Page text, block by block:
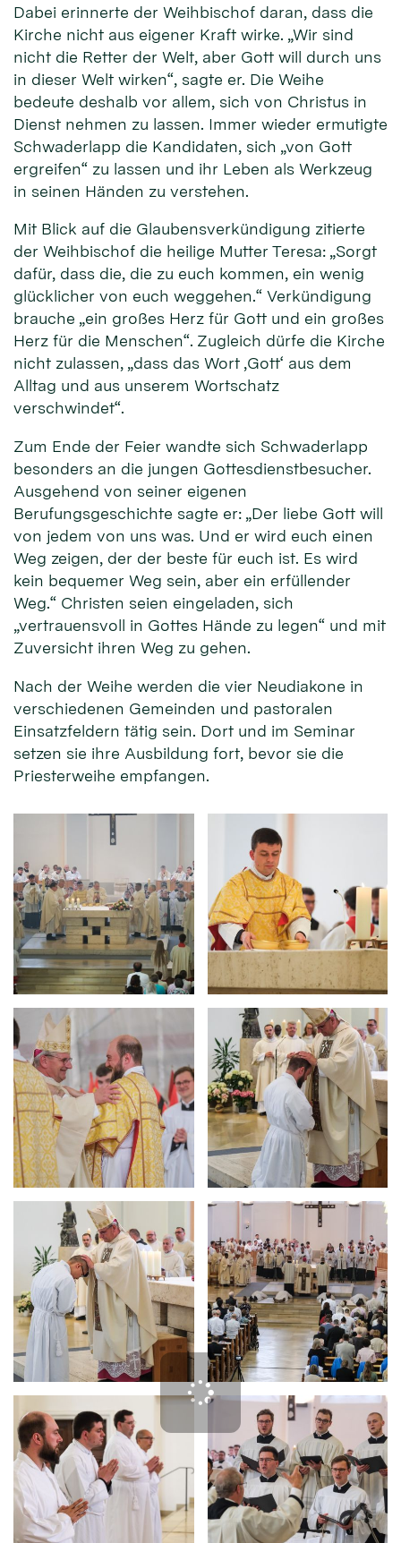
Dabei erinnerte der Weihbischof daran, dass die
Kirche nicht aus eigener Kraft wirke. „Wir sind
nicht die Retter der Welt, aber Gott will durch uns
in dieser Welt wirken“, sagte er. Die Weihe
bedeute deshalb vor allem, sich von Christus in
Dienst nehmen zu lassen. Immer wieder ermutigte
Schwaderlapp die Kandidaten, sich „von Gott
ergreifen“ zu lassen und ihr Leben als Werkzeug
in seinen Händen zu verstehen.
Mit Blick auf die Glaubensverkündigung zitierte
der Weihbischof die heilige Mutter Teresa: „Sorgt
dafür, dass die, die zu euch kommen, ein wenig
glücklicher von euch weggehen.“ Verkündigung
brauche „ein großes Herz für Gott und ein großes
Herz für die Menschen“. Zugleich dürfe die Kirche
nicht zulassen, „dass das Wort ‚Gott‘ aus dem
Alltag und aus unserem Wortschatz
verschwindet“.
Zum Ende der Feier wandte sich Schwaderlapp
besonders an die jungen Gottesdienstbesucher.
Ausgehend von seiner eigenen
Berufungsgeschichte sagte er: „Der liebe Gott will
von jedem von uns was. Und er wird euch einen
Weg zeigen, der der beste für euch ist. Es wird
kein bequemer Weg sein, aber ein erfüllender
Weg.“ Christen seien eingeladen, sich
„vertrauensvoll in Gottes Hände zu legen“ und mit
Zuversicht ihren Weg zu gehen.
Nach der Weihe werden die vier Neudiakone in
verschiedenen Gemeinden und pastoralen
Einsatzfeldern tätig sein. Dort und im Seminar
setzen sie ihre Ausbildung fort, bevor sie die
Priesterweihe empfangen.